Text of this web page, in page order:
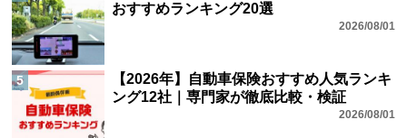
おすすめランキング20選
2026/08/01
5
【2026年】自動車保険おすすめ人気ランキ
ング12社｜専門家が徹底比較・検証
2026/08/01